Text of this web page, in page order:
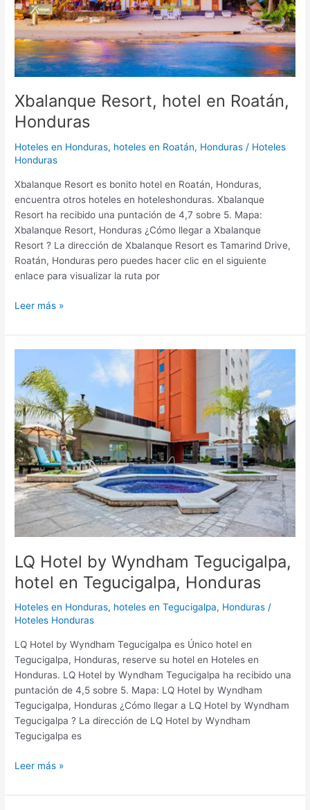
Xbalanque Resort, hotel en Roatán,
Honduras
Hoteles en Honduras, hoteles en Roatán, Honduras / Hoteles
Honduras
Xbalanque Resort es bonito hotel en Roatán, Honduras,
encuentra otros hoteles en hoteleshonduras. Xbalanque
Resort ha recibido una puntación de 4,7 sobre 5. Mapa:
Xbalanque Resort, Honduras ¿Cómo llegar a Xbalanque
Resort ? La dirección de Xbalanque Resort es Tamarind Drive,
Roatán, Honduras pero puedes hacer clic en el siguiente
enlace para visualizar la ruta por
Leer más »
LQ Hotel by Wyndham Tegucigalpa,
hotel en Tegucigalpa, Honduras
Hoteles en Honduras, hoteles en Tegucigalpa, Honduras /
Hoteles Honduras
LQ Hotel by Wyndham Tegucigalpa es Único hotel en
Tegucigalpa, Honduras, reserve su hotel en Hoteles en
Honduras. LQ Hotel by Wyndham Tegucigalpa ha recibido una
puntación de 4,5 sobre 5. Mapa: LQ Hotel by Wyndham
Tegucigalpa, Honduras ¿Cómo llegar a LQ Hotel by Wyndham
Tegucigalpa ? La dirección de LQ Hotel by Wyndham
Tegucigalpa es
Hotel
by
Wyndham
Tegucigalpa,
hotel
en
Tegucigalpa,
Honduras
Leer más »